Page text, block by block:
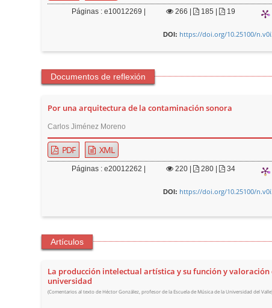
Páginas : e10012269 | 266 185 | 19
DOI: https://doi.org/10.25100/
Documentos de reflexión
Por una arquitectura de la contaminación sonora
Carlos Jiménez Moreno
PDF XML
Páginas : e20012262 | 220| 280 | 34
DOI: https://doi.org/10.25100/
Artículos
La producción intelectual artística y su función y valoración
universidad
(Comentarios al texto de Héctor González, profesor de la Escuela de Música de la Universidad del Valle)